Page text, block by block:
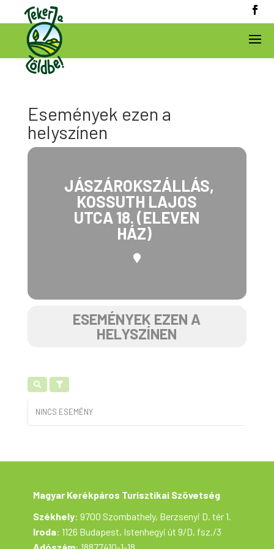
Események ezen a
helyszínen
JÁSZÁROKSZÁLLÁS,
KOSSUTH LAJOS
UTCA 18. (ELEVEN
HÁZ)
ESEMÉNYEK EZEN A
HELYSZÍNEN
NINCS ESEMÉNY
Magyar Kerékpáros Turisztikai Szövetség
Székhely: 9700 Szombathely, Berzsenyi D. tér 1.
Iroda: 1126 Budapest, Istenhegyi út 9/D, fsz./3